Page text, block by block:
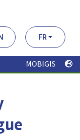
FR
MOBIGIS